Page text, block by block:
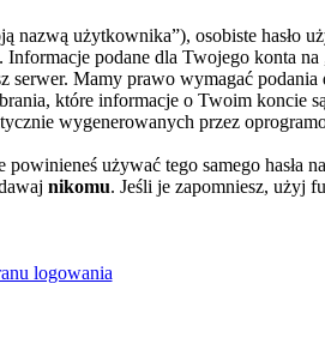
użytkownika”), osobiste hasło
podane dla Twojego konta
Mamy prawo wymagać
które informacje o Twoim koncie
wygenerowanych przez
używać tego samego hasła
nikomu. Jeśli je zapomniesz, użyj
logowania